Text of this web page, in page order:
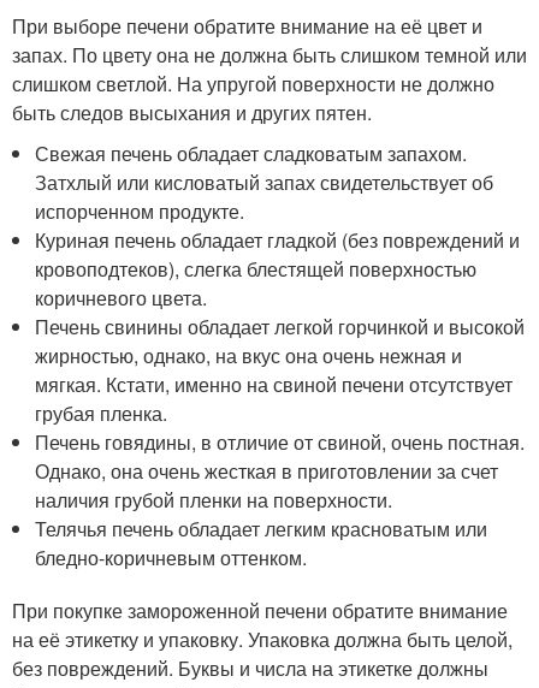
При выборе печени обратите внимание на её цвет и
запах. По цвету она не должна быть слишком темной или
слишком светлой. На упругой поверхности не должно
быть следов высыхания и других пятен.
Свежая печень обладает сладковатым запахом.
Затхлый или кисловатый запах свидетельствует об
испорченном продукте.
Куриная печень обладает гладкой (без повреждений и
кровоподтеков), слегка блестящей поверхностью
коричневого цвета.
Печень свинины обладает легкой горчинкой и высокой
жирностью, однако, на вкус она очень нежная и
мягкая. Кстати, именно на свиной печени отсутствует
грубая пленка.
Печень говядины, в отличие от свиной, очень постная.
Однако, она очень жесткая в приготовлении за счет
наличия грубой пленки на поверхности.
Телячья печень обладает легким красноватым или
бледно-коричневым оттенком.
При покупке замороженной печени обратите внимание
на её этикетку и упаковку. Упаковка должна быть целой,
без повреждений. Буквы и числа на этикетке должны